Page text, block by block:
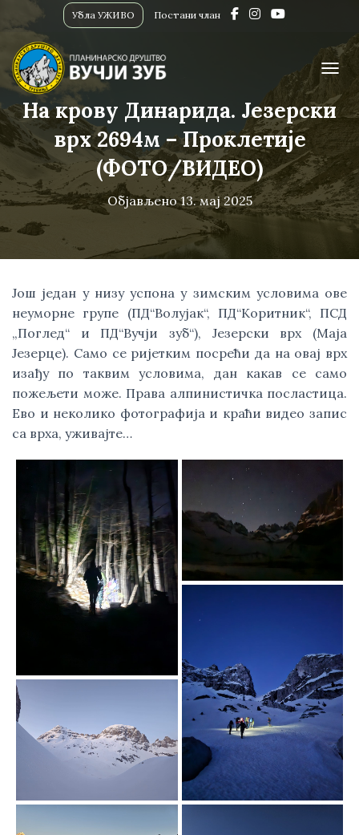
Убла УЖИВО Постани члан
На крову Динарида. Језерски
врх 2694м – Проклетије
(ФОТО/ВИДЕО)
Објављено13. мај 2025
Још један у низу успона у зимским условима ове
неуморне групе (ПД“Волујак“, ПД“Коритник“, ПСД
„Поглед“ и ПД“Вучји зуб“), Језерски врх (Маја
Језерце). Само се ријетким посрећи да на овај врх
изађу по таквим условима, дан какав се само
пожељети може. Права алпинистичка посластица.
Ево и неколико фотографија и краћи видео запис
са врха, уживајте…